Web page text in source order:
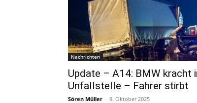
Nachrichten
Update – A14: BMW kracht
Unfallstelle – Fahrer stirbt
Sören Müller - 9. Oktober 2025